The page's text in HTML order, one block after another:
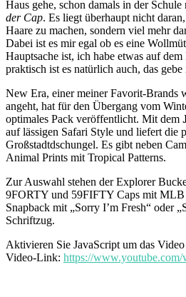
Haus gehe, schon damals in der Schule
der Cap. Es liegt überhaupt nicht
Haare zu machen, sondern viel mehr
Dabei ist es mir egal ob es eine
Hauptsache ist, ich habe etwas auf
praktisch ist es natürlich auch, das gebe
New Era, einer meiner Favorit-Brands
angeht, hat für den Übergang vom
optimales Pack veröffentlicht. Mit dem
auf lässigen Safari Style und liefert die
Großstadtdschungel. Es gibt neben
Animal Prints mit Tropical Patterns.
Zur Auswahl stehen der Explorer
9FORTY und 59FIFTY Caps mit
Snapback mit „Sorry I’m Fresh“ oder
Schriftzug.
Aktivieren Sie JavaScript um das Video
Video-Link: https://